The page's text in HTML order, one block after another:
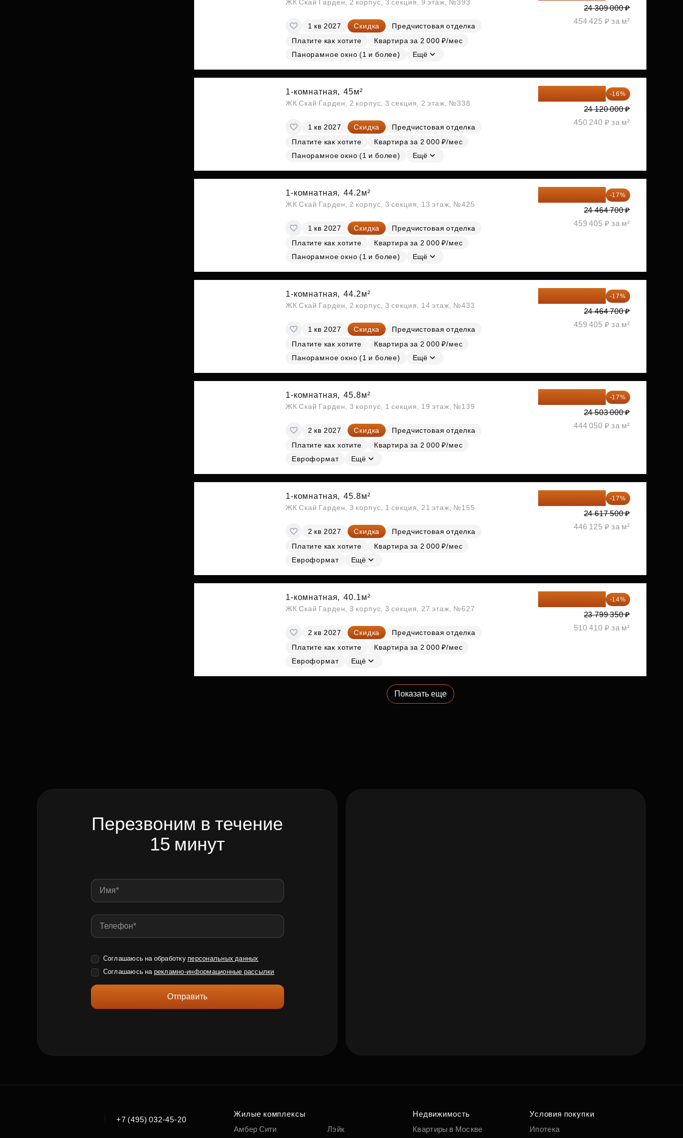
ЖК Скай Гарден, 2 корпус, 3 секция, 9 этаж, №393
1 кв 2027 Скидка
Предчистовая отделка
Платите как хотите
Квартира за 2 000 ₽/мес
Панорамное окно (1 и более)
Ещё
24 309 000 ₽
454 425 ₽ за м²
1-комнатная, 45м²
ЖК Скай Гарден, 2 корпус, 3 секция, 2 этаж, №338
1 кв 2027 Скидка
Предчистовая отделка
Платите как хотите
Квартира за 2 000 ₽/мес
Панорамное окно (1 и более)
Ещё
-16%
24 120 000 ₽
450 240 ₽ за м²
1-комнатная, 44.2м²
ЖК Скай Гарден, 2 корпус, 3 секция, 13 этаж, №425
1 кв 2027 Скидка
Предчистовая отделка
Платите как хотите
Квартира за 2 000 ₽/мес
Панорамное окно (1 и более)
Ещё
-17%
24 464 700 ₽
459 405 ₽ за м²
1-комнатная, 44.2м²
ЖК Скай Гарден, 2 корпус, 3 секция, 14 этаж, №433
1 кв 2027 Скидка
Предчистовая отделка
Платите как хотите
Квартира за 2 000 ₽/мес
Панорамное окно (1 и более)
Ещё
-17%
24 464 700 ₽
459 405 ₽ за м²
1-комнатная, 45.8м²
ЖК Скай Гарден, 3 корпус, 1 секция, 19 этаж, №139
2 кв 2027 Скидка
Предчистовая отделка
Платите как хотите
Квартира за 2 000 ₽/мес
Евроформат
Ещё
-17%
24 503 000 ₽
444 050 ₽ за м²
1-комнатная, 45.8м²
ЖК Скай Гарден, 3 корпус, 1 секция, 21 этаж, №155
2 кв 2027 Скидка
Предчистовая отделка
Платите как хотите
Квартира за 2 000 ₽/мес
Евроформат
Ещё
-17%
24 617 500 ₽
446 125 ₽ за м²
1-комнатная, 40.1м²
ЖК Скай Гарден, 3 корпус, 3 секция, 27 этаж, №627
2 кв 2027 Скидка
Предчистовая отделка
Платите как хотите
Квартира за 2 000 ₽/мес
Евроформат
Ещё
-14%
23 799 350 ₽
510 410 ₽ за м²
Показать еще
Перезвоним в течение
15 минут
Соглашаюсь на обработку персональных данных
Соглашаюсь на рекламно-информационные рассылки
Отправить
+7 (495) 032-45-20
Жилые комплексы
Амбер Сити
Лэйк
Недвижимость
Квартиры в Москве
Условия покупки
Ипотека